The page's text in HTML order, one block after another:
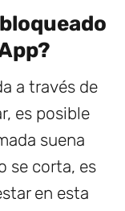
a través de
es posible
suena
se corta, es
en esta